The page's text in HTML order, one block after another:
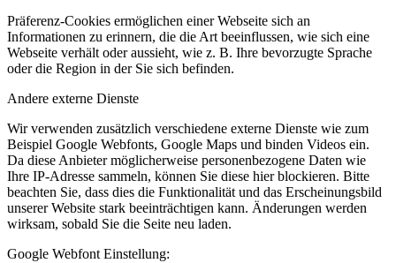
Präferenz-Cookies ermöglichen einer Webseite sich an
Informationen zu erinnern, die die Art beeinflussen, wie sich eine
Webseite verhält oder aussieht, wie z. B. Ihre bevorzugte Sprache
oder die Region in der Sie sich befinden.
Andere externe Dienste
Wir verwenden zusätzlich verschiedene externe Dienste wie zum
Beispiel Google Webfonts, Google Maps und binden Videos ein.
Da diese Anbieter möglicherweise personenbezogene Daten wie
Ihre IP-Adresse sammeln, können Sie diese hier blockieren. Bitte
beachten Sie, dass dies die Funktionalität und das Erscheinungsbild
unserer Website stark beeinträchtigen kann. Änderungen werden
wirksam, sobald Sie die Seite neu laden.
Google Webfont Einstellung: